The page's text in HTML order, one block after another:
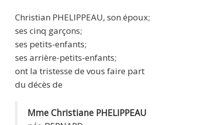
Christian PHELIPPEAU, son époux;
ses cinq garçons;
ses petits-enfants;
ses arrière-petits-enfants;
ont la tristesse de vous faire part
du décès de
Mme Christiane PHELIPPEAU